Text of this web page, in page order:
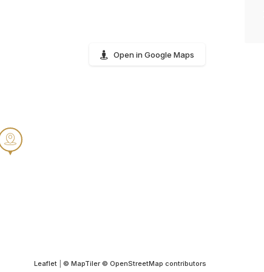
Leaflet| © MapTiler © OpenStreetMap contributors
Open in Google Maps